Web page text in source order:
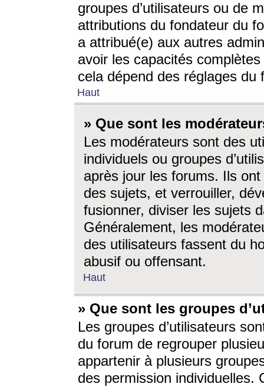
groupes d’utilisateurs ou de
attributions du fondateur du
a attribué(e) aux autres
avoir les capacités
cela dépend des réglages du
Haut
» Que sont les
Les modérateurs sont des
individuels ou groupes
après jour les forums. Ils ont
des sujets, et verrouiller,
fusionner, diviser les sujets
Généralement, les
des utilisateurs fassent du
abusif ou offensant.
Haut
» Que sont les groupes
Les groupes d’utilisateurs
du forum de regrouper
appartenir à plusieurs
des permission individuelles.